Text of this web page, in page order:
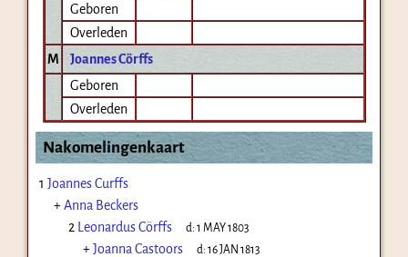
Geboren
Overleden
M
Joannes Cörffs
Geboren
Overleden
Nakomelingenkaart
1 Joannes Curffs
+Anna Beckers
2 Leonardus Cörffs d:1 MAY 1803
+Joanna Castoors d:16 JAN 1813